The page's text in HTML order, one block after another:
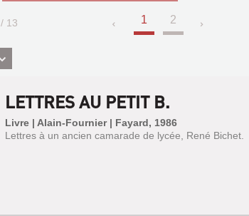
/ 13 1 2
LETTRES AU PETIT B.
Livre | Alain-Fournier | Fayard, 1986
Lettres à un ancien camarade de lycée, René Bichet.